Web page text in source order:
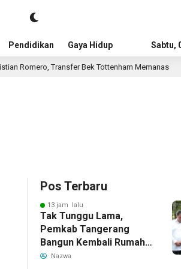
Pendidikan Gaya Hidup Advertorial
Sabtu,
Tottenham Memanas 18 jam lalu
Pos Terbaru
13 jam lalu
Tak Tunggu Lama,
Pemkab Tangerang
Bangun Kembali Rumah
Warga yang Roboh
Nazwa